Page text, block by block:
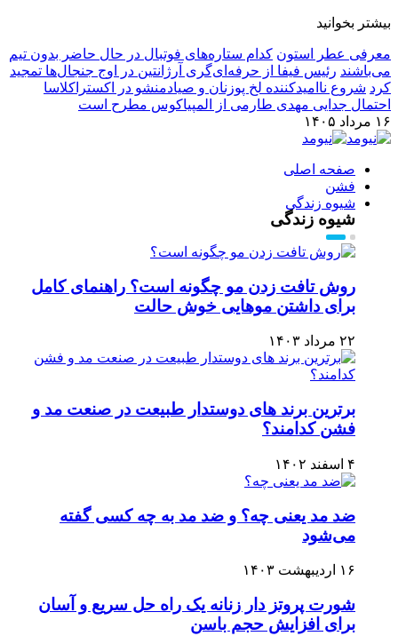
بیشتر بخوانید
معرفی عطر استون کدام ستاره‌های فوتبال در حال حاضر بدون تیم
می‌باشند رئیس فیفا از حرفه‌ای‌گری آرژانتین در اوج جنجال‌ها تمجید
کرد شروع ناامیدکننده لخ پوزنان و صیادمنشو در اکستراکلاسا
احتمال جدایی مهدی طارمی از المپیاکوس مطرح است
۱۶ مرداد ۱۴۰۵
صفحه اصلی
فشن
شیوه زندگی
شیوه زندگی
روش تافت زدن مو چگونه است؟ راهنمای کامل
برای داشتن موهایی خوش حالت
۲۲ مرداد ۱۴۰۳
برترین برند های دوستدار طبیعت در صنعت مد و
فشن کدامند؟
۴ اسفند ۱۴۰۲
ضد مد یعنی چه؟ و ضد مد به چه کسی گفته
می‌شود
۱۶ اردیبهشت ۱۴۰۳
شورت پروتز دار زنانه یک راه حل سریع و آسان
برای افزایش حجم باسن